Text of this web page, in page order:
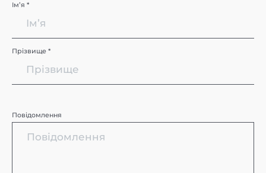
Імʼя *
Прізвище *
Повідомлення